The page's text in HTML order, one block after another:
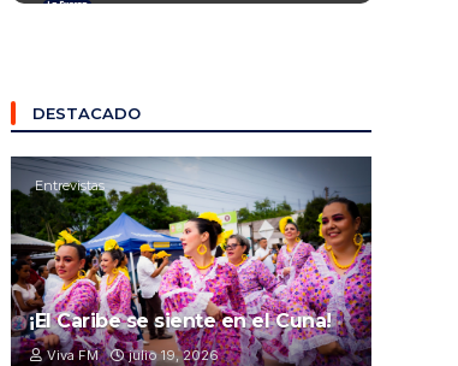
DESTACADO
Entrevistas
¡El Caribe se siente en el Cuna!
Viva FM julio 19, 2026